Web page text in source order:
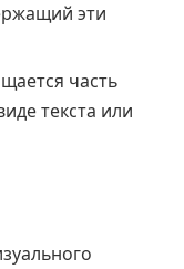
эти
часть
текста или